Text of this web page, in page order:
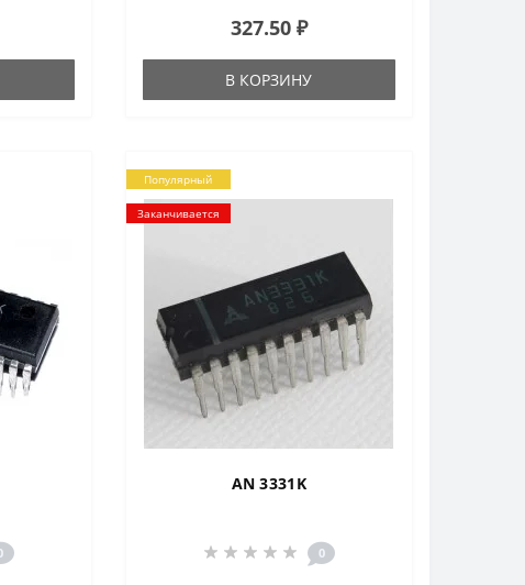
327.50 ₽
В КОРЗИНУ
Популярный
Заканчивается
AN 3331K
0